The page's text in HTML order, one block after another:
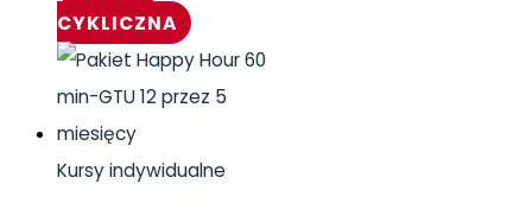
CYKLICZNA
Kursy indywidualne